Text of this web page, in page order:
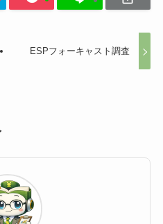
ESPフォーキャスト調査